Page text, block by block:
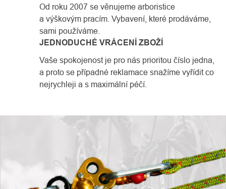
Od roku 2007 se věnujeme arboristice
a výškovým pracím. Vybavení, které prodáváme,
sami používáme.
JEDNODUCHÉ VRÁCENÍ ZBOŽÍ
Vaše spokojenost je pro nás prioritou číslo jedna,
a proto se případné reklamace snažíme vyřídit co
nejrychleji a s maximální péčí.